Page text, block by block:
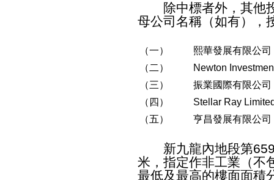
除中標者外，其他投
母公司名稱（如有），
（一）
熙華發展有限公
（二）
Newton
（三）
振業國際有限公
（四）
Stellar Ray
（五）
亨昌發展有限公
新九龍內地段第
米，指定作非工業（不
最低及最高的樓面面積